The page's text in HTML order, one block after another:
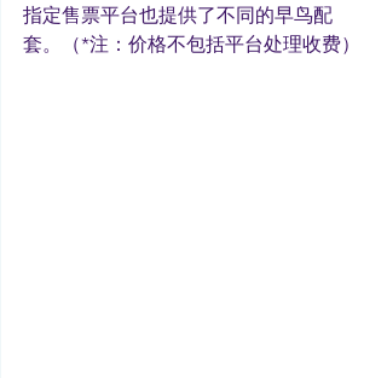
指定售票平台也提供了不同的早鸟配
套。（*注：价格不包括平台处理收费）